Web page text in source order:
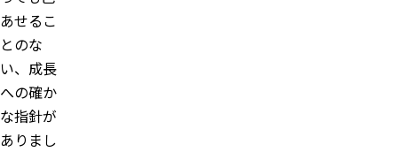
あせるこ
とのな
い、成長
への確か
な指針が
ありまし